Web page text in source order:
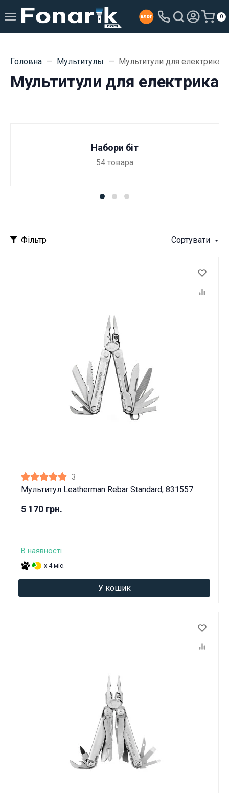
0
Головна Мультитулы Мультитули для електрика
Мультитули для електрика
Набори біт
54 товара
Фільтр Сортувати
3
Мультитул Leatherman Rebar Standard, 831557
5 170 грн.
В наявності
x 4 міс.
У кошик